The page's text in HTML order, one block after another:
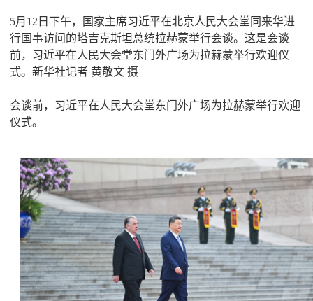
5月12日下午，国家主席习近平在北京人民大会堂同来华进
行国事访问的塔吉克斯坦总统拉赫蒙举行会谈。这是会谈
前，习近平在人民大会堂东门外广场为拉赫蒙举行欢迎仪
式。新华社记者 黄敬文 摄
会谈前，习近平在人民大会堂东门外广场为拉赫蒙举行欢迎
仪式。